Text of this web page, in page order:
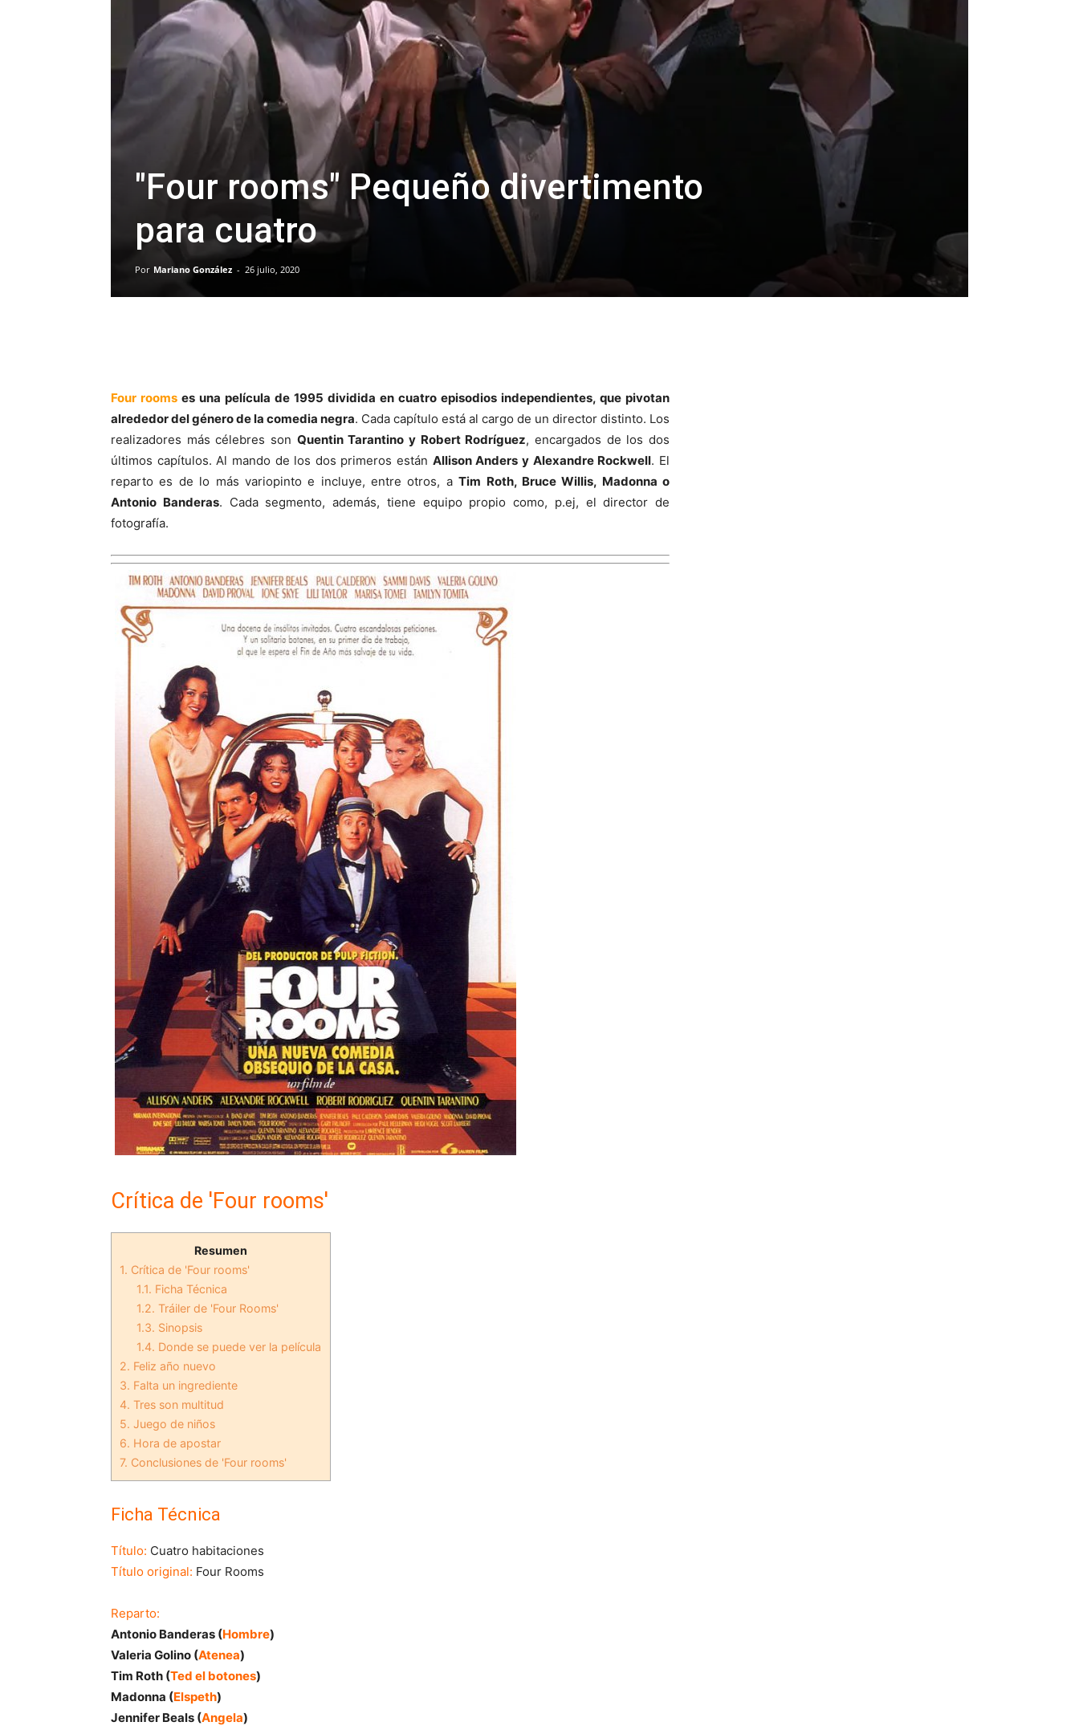
"Four rooms" Pequeño divertimento
para cuatro
Por Mariano González - 26 julio, 2020
Four rooms es una película de 1995 dividida en cuatro episodios independientes, que pivotan
alrededor del género de la comedia negra. Cada capítulo está al cargo de un director distinto. Los
realizadores más célebres son Quentin Tarantino y Robert Rodríguez, encargados de los dos
últimos capítulos. Al mando de los dos primeros están Allison Anders y Alexandre Rockwell. El
reparto es de lo más variopinto e incluye, entre otros, aTim Roth, Bruce Willis, Madonna o
Antonio Banderas. Cada segmento, además, tiene equipo propio como, p.ej, el director de
fotografía.
Crítica de 'Four rooms'
Resumen
1. Crítica de 'Four rooms'
1.1. Ficha Técnica
1.2. Tráiler de 'Four Rooms'
1.3. Sinopsis
1.4. Donde se puede ver la película
2. Feliz año nuevo
3. Falta un ingrediente
4. Tres son multitud
5. Juego de niños
6. Hora de apostar
7. Conclusiones de 'Four rooms'
Ficha Técnica
Título: Cuatro habitaciones
Título original: Four Rooms
Reparto:
Antonio Banderas (Hombre)
Valeria Golino (Atenea)
Tim Roth (Ted el botones)
Madonna (Elspeth)
Jennifer Beals (Angela)